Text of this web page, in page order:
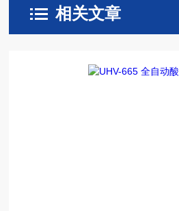
相关文章